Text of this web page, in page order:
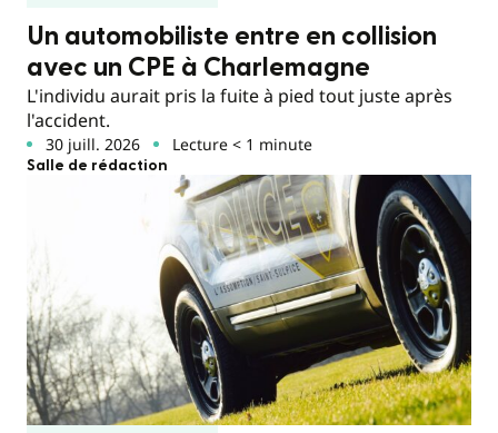
Un automobiliste entre en collision
avec un CPE à Charlemagne
L'individu aurait pris la fuite à pied tout juste après
l'accident.
30 juill. 2026 Lecture < 1 minute
Salle de rédaction